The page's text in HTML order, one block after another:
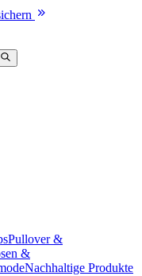
Pullover &
&
Nachhaltige Produkte